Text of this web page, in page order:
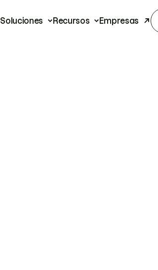
Soluciones Recursos Empresas